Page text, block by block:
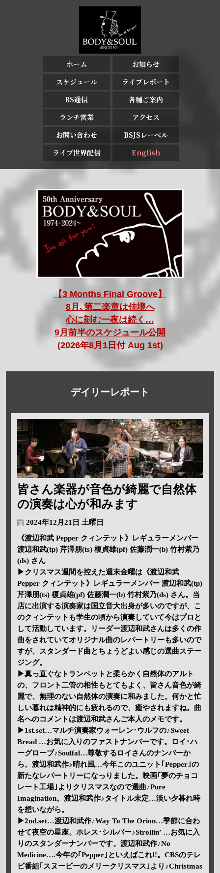
ホーム
お知らせ
スケジュール
ライブレポート
BS通信
各種ご案内
ランチ営業
アクセス
お問い合わせ
BSJSレーベル
ライブ世界配信
English
【3 Months Final Groove】
8月､第二楽章は佳境へ
心に刻む一夜は続く…
9月前半のスケジュール公開
(2026年8月1日付 Aug 1st)
デイリーレポート
皆さん楽器が音色が綺麗で自然体
の演奏は心が和みます
2024年12月21日 土曜日
《渡辺和武 Pepper クィンテット》レギュラーメンバー
渡辺和武(tp) 芹澤朋(ts) 榎貞雄(pf) 佐藤潤一(b) 竹村紫乃
(ds) さん
▶クリスマス週間を控えた週末金曜は《渡辺和武
Pepper クィンテット》レギュラーメンバー 渡辺和武(tp)
芹澤朋(ts) 榎貞雄(pf) 佐藤潤一(b) 竹村紫乃(ds) さん。当
店に出演する演奏家は国立音大出身が多いのですが、こ
のクィンテットも学生の頃から演奏していて今はプロと
して活動しています。リーダー渡辺和武さんは多くの作
曲をされていてオリジナル曲のレパートリーも多いので
すが、スタンダード曲とちょうどよい感じの選曲ステー
ジング。
▶真っ直ぐなトランペットと柔らかく自然体のアルト
の、フロント二管の相性もとてもよく、皆さん音色が綺
麗で、無理のない自然体の演奏に和みました。何かと忙
しい暮れは精神的にも疲れるので、癒やされますね。曲
名へのコメントは渡辺和武さんご本人のメモです。
▶1st.set…マルチ演奏家ウォーレン･ウルフの♪Sweet
Bread …お気に入りのファストナンバーです。ロイ･ハ
ーグローブ♪Soulfal…尊敬するロイさんのナンバーか
ら。渡辺和武作♪晴れ風…今年このユニット｢Pepper｣の
新たなレパートリーになっりました。映画｢夢のチョコ
レート工場｣よりクリスマスなので選曲♪Pure
Imagination。渡辺和武作♪タイトル未定…淡い夕暮れ時
を想いながら。
▶2nd.set…渡辺和武作♪Way To The Orion…季節に合わ
せて夜空の星座。ホレス･シルバー♪Strollin’ …お気に入
りのスタンダーナンバーです。渡辺和武作♪No
Medicine….今年の｢Pepper｣といえばこれ!!。CBSのテレ
ビ番組｢スヌーピーのメリークリスマス｣より♪Christmas